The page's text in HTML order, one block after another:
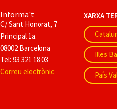
Informa't
C/ Sant Honorat, 7
Principal 1a.
08002 Barcelona
Tel: 93 321 18 03
Correu electrònic
XARXA
Illes
País